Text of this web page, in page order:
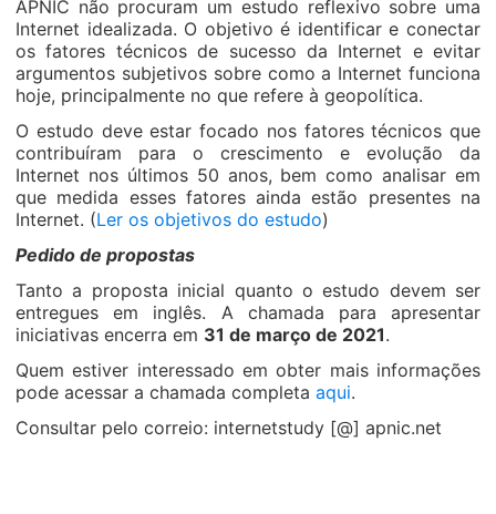
APNIC não procuram um estudo reflexivo sobre uma
Internet idealizada. O objetivo é identificar e conectar
os fatores técnicos de sucesso da Internet e evitar
argumentos subjetivos sobre como a Internet funciona
hoje, principalmente no que refere à geopolítica.
O estudo deve estar focado nos fatores técnicos que
contribuíram para o crescimento e evolução da
Internet nos últimos 50 anos, bem como analisar em
que medida esses fatores ainda estão presentes na
Internet. (Ler os objetivos do estudo)
Pedido de propostas
Tanto a proposta inicial quanto o estudo devem ser
entregues em inglês. A chamada para apresentar
iniciativas encerra em 31 de março de 2021.
Quem estiver interessado em obter mais informações
pode acessar a chamada completa aqui.
Consultar pelo correio: internetstudy [@] apnic.net